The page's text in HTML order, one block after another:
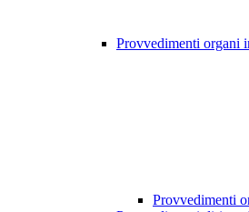
Provvedimenti organi
Provvedimenti